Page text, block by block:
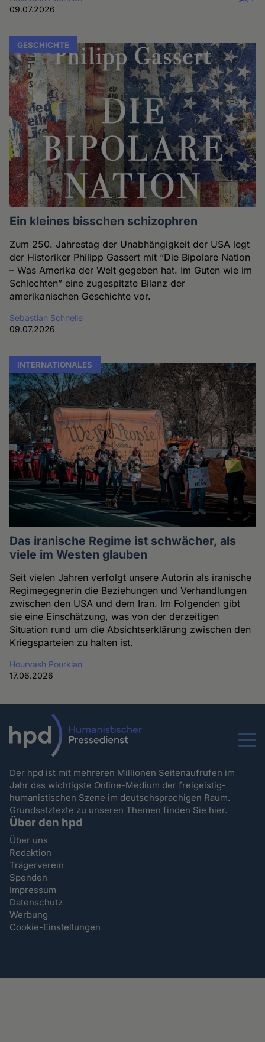
09.07.2026
GESCHICHTE
Ein kleines bisschen schizophren
Zum 250. Jahrestag der Unabhängigkeit der USA legt
der Historiker Philipp Gassert mit “Die Bipolare Nation
– Was Amerika der Welt gegeben hat. Im Guten wie im
Schlechten” eine zugespitzte Bilanz der
amerikanischen Geschichte vor.
Sebastian Schnelle
09.07.2026
INTERNATIONALES
Das iranische Regime ist schwächer, als
viele im Westen glauben
Seit vielen Jahren verfolgt unsere Autorin als iranische
Regimegegnerin die Beziehungen und Verhandlungen
zwischen den USA und dem Iran. Im Folgenden gibt
sie eine Einschätzung, was von der derzeitigen
Situation rund um die Absichtserklärung zwischen den
Kriegsparteien zu halten ist.
Hourvash Pourkian
17.06.2026
Menu
Der hpd ist mit mehreren Millionen Seitenaufrufen im
Jahr das wichtigste Online-Medium der freigeistig-
humanistischen Szene im deutschsprachigen Raum.
Grundsatztexte zu unseren Themenfinden Sie hier.
Über den hpd
Über uns
Redaktion
Trägerverein
Spenden
Impressum
Datenschutz
Werbung
Cookie-Einstellungen